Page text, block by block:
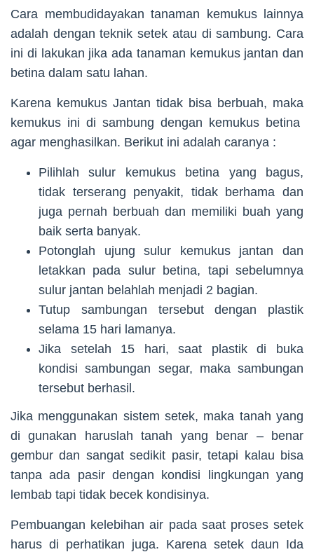
Cara membudidayakan tanaman kemukus lainnya
adalah dengan teknik setek atau di sambung. Cara
ini di lakukan jika ada tanaman kemukus jantan dan
betina dalam satu lahan.
Karena kemukus Jantan tidak bisa berbuah, maka
kemukus ini di sambung dengan kemukus betina
agar menghasilkan. Berikut ini adalah caranya :
Pilihlah sulur kemukus betina yang bagus,
tidak terserang penyakit, tidak berhama dan
juga pernah berbuah dan memiliki buah yang
baik serta banyak.
Potonglah ujung sulur kemukus jantan dan
letakkan pada sulur betina, tapi sebelumnya
sulur jantan belahlah menjadi 2 bagian.
Tutup sambungan tersebut dengan plastik
selama 15 hari lamanya.
Jika setelah 15 hari, saat plastik di buka
kondisi sambungan segar, maka sambungan
tersebut berhasil.
Jika menggunakan sistem setek, maka tanah yang
di gunakan haruslah tanah yang benar – benar
gembur dan sangat sedikit pasir, tetapi kalau bisa
tanpa ada pasir dengan kondisi lingkungan yang
lembab tapi tidak becek kondisinya.
Pembuangan kelebihan air pada saat proses setek
harus di perhatikan juga. Karena setek daun Ida